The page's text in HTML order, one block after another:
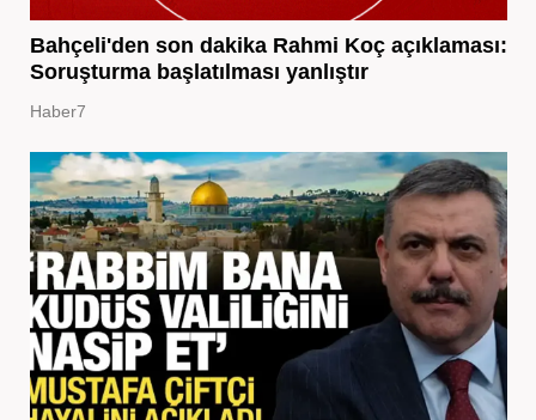
Bahçeli'den son dakika Rahmi Koç açıklaması:
Soruşturma başlatılması yanlıştır
Haber7